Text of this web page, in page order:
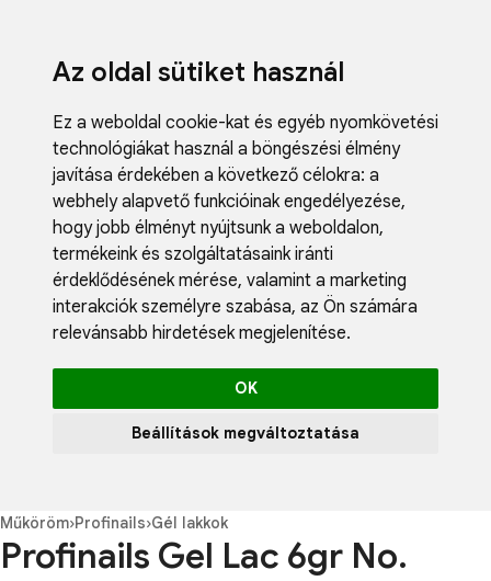
Az oldal sütiket használ
Ez a weboldal cookie-kat és egyéb nyomkövetési
technológiákat használ a böngészési élmény
javítása érdekében a következő célokra: a
webhely alapvető funkcióinak engedélyezése,
hogy jobb élményt nyújtsunk a weboldalon,
termékeink és szolgáltatásaink iránti
érdeklődésének mérése, valamint a marketing
interakciók személyre szabása, az Ön számára
relevánsabb hirdetések megjelenítése.
OK
Beállítások megváltoztatása
Blog
Műköröm›Profinails›Gél lakkok
Profinails Gel Lac 6gr No.